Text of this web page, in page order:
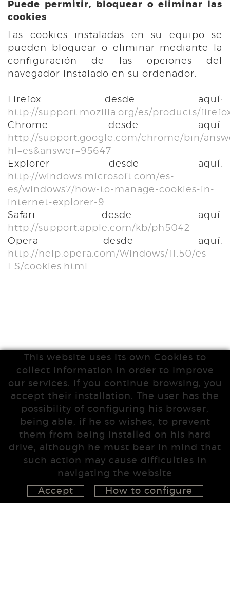
Puede permitir, bloquear o eliminar las
cookies
Las cookies instaladas en su equipo se
pueden bloquear o eliminar mediante la
configuración de las opciones del
navegador instalado en su ordenador.
Firefox desde aquí:
http://support.mozilla.org/es/products/
Chrome desde aquí:
http://support.google.com/chrome/bin/
hl=es&answer=95647
Explorer desde aquí:
http://windows.microsoft.com/es-
es/windows7/how-to-manage-cookies-in-
internet-explorer-9
Safari desde aquí:
http://support.apple.com/kb/ph5042
Opera desde aquí:
http://help.opera.com/Windows/11.50/es-
ES/cookies.html
This website uses its own Cookies to
collect information in order to improve
our services. If you continue browsing, you
accept their installation. The user has the
possibility of configuring his browser,
being able, if he so wishes, to prevent
them from being installed on his hard
drive, although he must bear in mind that
such action may cause difficulties in
navigating the website
Accept
How to configure